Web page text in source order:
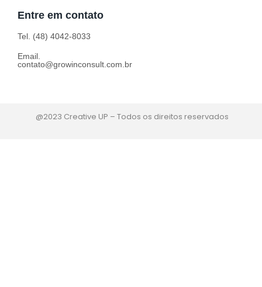
Entre em contato
Tel. (48) 4042-8033
Email.
contato@growinconsult.com.br
@2023 Creative UP – Todos os direitos reservados